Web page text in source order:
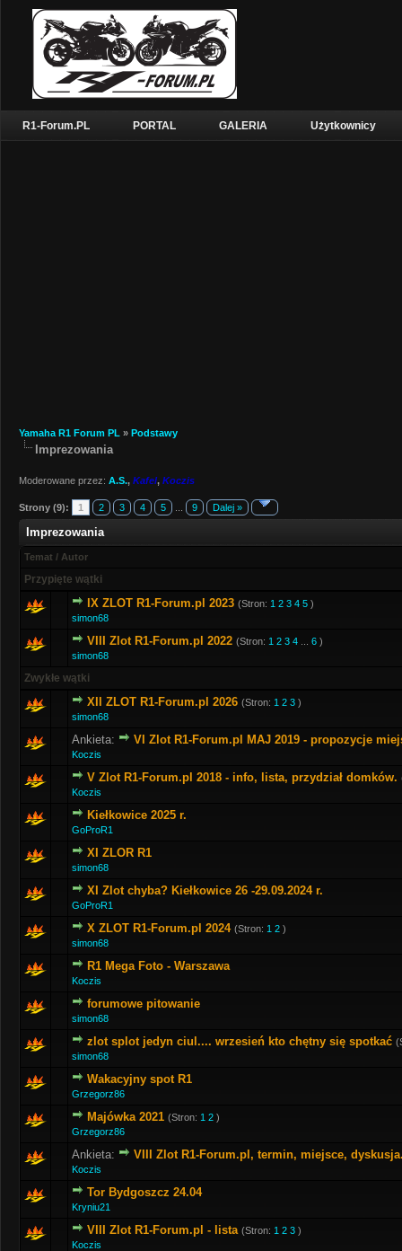
R1-Forum.PL PORTAL GALERIA Użytkownicy
Yamaha R1 Forum PL » Podstawy
Imprezowania
Moderowane przez: A.S., Kafel, Koczis
Strony (9): 1 2 3 4 5 9 Dalej »
Imprezowania
Temat / Autor
Przypięte wątki
IX ZLOT R1-Forum.pl 2023 (Stron: 1 2 3 4 5 )
simon68
VIII Zlot R1-Forum.pl 2022 (Stron: 1 2 3 4 6 )
simon68
Zwykłe wątki
XII ZLOT R1-Forum.pl 2026 (Stron: 1 2 3 )
simon68
Ankieta: VI Zlot R1-Forum.pl MAJ 2019 - propozycje
Koczis
V Zlot R1-Forum.pl 2018 - info, lista, przydział domków.
Koczis
Kiełkowice 2025 r.
GoProR1
XI ZLOR R1
simon68
XI Zlot chyba? Kiełkowice 26 -29.09.2024 r.
GoProR1
X ZLOT R1-Forum.pl 2024 (Stron: 1 2 )
simon68
R1 Mega Foto - Warszawa
Koczis
forumowe pitowanie
simon68
zlot splot jedyn ciul.... wrzesień kto chętny się spotkać
simon68
Wakacyjny spot R1
Grzegorz86
Majówka 2021 (Stron: 1 2 )
Grzegorz86
Ankieta: VIII Zlot R1-Forum.pl, termin, miejsce,
Koczis
Tor Bydgoszcz 24.04
Kryniu21
VIII Zlot R1-Forum.pl - lista (Stron: 1 2 3 )
Koczis